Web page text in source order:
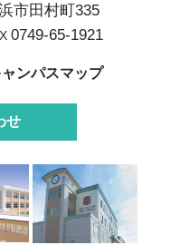
市田村町335
0749-65-1921
ャンパスマップ
せ